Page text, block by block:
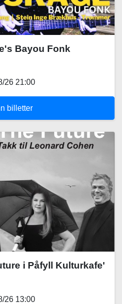
Bayou Fonk
26 21:00
billetter
i Påfyll Kulturkafe'
26 13:00